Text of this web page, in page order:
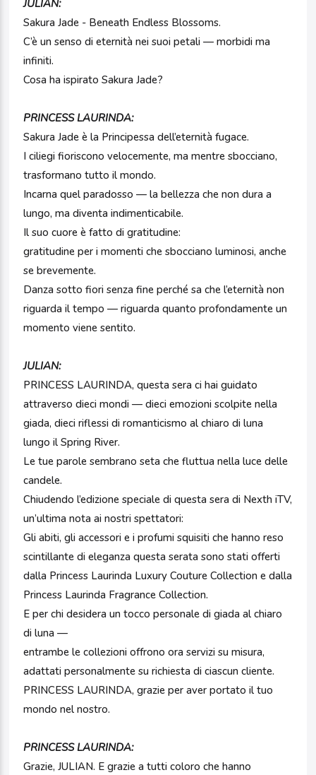
JULIAN:
Sakura Jade - Beneath Endless Blossoms.
C’è un senso di eternità nei suoi petali — morbidi ma
infiniti.
Cosa ha ispirato Sakura Jade?
PRINCESS LAURINDA:
Sakura Jade è la Principessa dell’eternità fugace.
I ciliegi fioriscono velocemente, ma mentre sbocciano,
trasformano tutto il mondo.
Incarna quel paradosso — la bellezza che non dura a
lungo, ma diventa indimenticabile.
Il suo cuore è fatto di gratitudine:
gratitudine per i momenti che sbocciano luminosi, anche
se brevemente.
Danza sotto fiori senza fine perché sa che l’eternità non
riguarda il tempo — riguarda quanto profondamente un
momento viene sentito.
JULIAN:
PRINCESS LAURINDA, questa sera ci hai guidato
attraverso dieci mondi — dieci emozioni scolpite nella
giada, dieci riflessi di romanticismo al chiaro di luna
lungo il Spring River.
Le tue parole sembrano seta che fluttua nella luce delle
candele.
Chiudendo l’edizione speciale di questa sera di Nexth iTV,
un’ultima nota ai nostri spettatori:
Gli abiti, gli accessori e i profumi squisiti che hanno reso
scintillante di eleganza questa serata sono stati offerti
dalla Princess Laurinda Luxury Couture Collection e dalla
Princess Laurinda Fragrance Collection.
E per chi desidera un tocco personale di giada al chiaro
di luna —
entrambe le collezioni offrono ora servizi su misura,
adattati personalmente su richiesta di ciascun cliente.
PRINCESS LAURINDA, grazie per aver portato il tuo
mondo nel nostro.
PRINCESS LAURINDA:
Grazie, JULIAN. E grazie a tutti coloro che hanno